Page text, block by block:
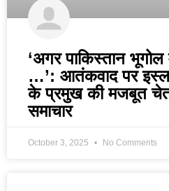
‘अगर पाकिस्तान भूगोल
…’: आतंकवाद पर
के प्रमुख की मजबूत
समाचार
October 3, 2025 No Comments